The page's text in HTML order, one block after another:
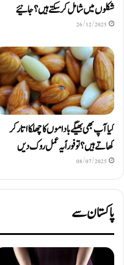
شکلوں میں شامل کرسکتے ہیں ؟ جانیئے
26/12/2025
کیا آپ بھی بھیگے باداموں کا چھلکا اتار کر
کھاتے ہیں؟ تو فوراً یہ عمل روک دیں
08/07/2025
پاکستان سے